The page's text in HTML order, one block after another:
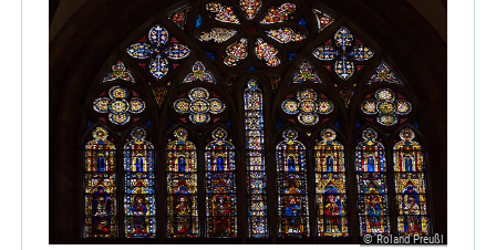
© Roland Preußl